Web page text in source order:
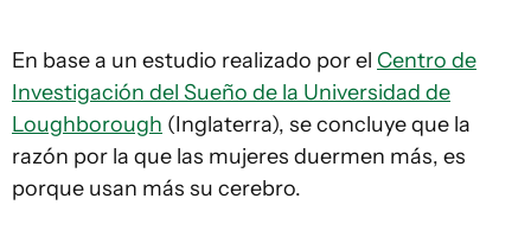
En base a un estudio realizado por el Centro de
Investigación del Sueño de la Universidad de
Loughborough (Inglaterra), se concluye que la
razón por la que las mujeres duermen más, es
porque usan más su cerebro.